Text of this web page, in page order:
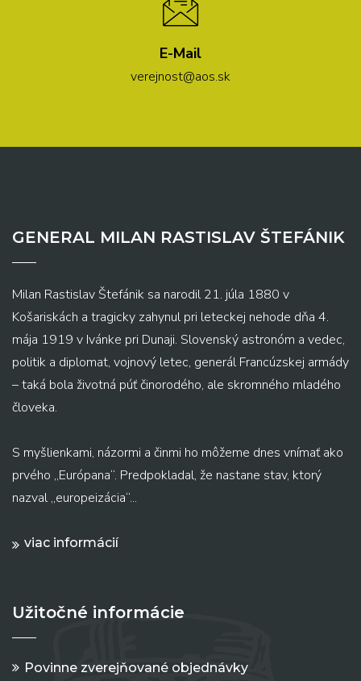
E-Mail
verejnost@aos.sk
GENERAL MILAN RASTISLAV ŠTEFÁNIK
Milan Rastislav Štefánik sa narodil 21. júla 1880 v
Košariskách a tragicky zahynul pri leteckej nehode dňa 4.
mája 1919 v Ivánke pri Dunaji. Slovenský astronóm a vedec,
politik a diplomat, vojnový letec, generál Francúzskej armády
– taká bola životná púť činorodého, ale skromného mladého
človeka.
S myšlienkami, názormi a činmi ho môžeme dnes vnímať ako
prvého „Európana“. Predpokladal, že nastane stav, ktorý
nazval „europeizácia“...
viac informácií
Užitočné informácie
Povinne zverejňované objednávky